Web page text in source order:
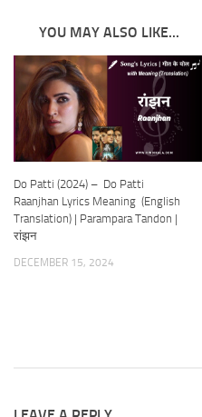
YOU MAY ALSO LIKE...
Do Patti (2024) – Do Patti
Raanjhan Lyrics Meaning (English
Translation) | Parampara Tandon |
रांझन
DECEMBER 15, 2024